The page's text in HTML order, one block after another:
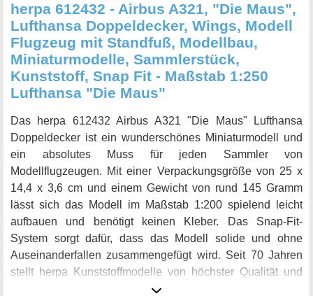
herpa 612432 - Airbus A321, "Die Maus",
Lufthansa Doppeldecker, Wings, Modell
Flugzeug mit Standfuß, Modellbau,
Miniaturmodelle, Sammlerstück,
Kunststoff, Snap Fit - Maßstab 1:250
Lufthansa "Die Maus"
Das herpa 612432 Airbus A321 "Die Maus" Lufthansa
Doppeldecker ist ein wunderschönes Miniaturmodell und
ein absolutes Muss für jeden Sammler von
Modellflugzeugen. Mit einer Verpackungsgröße von 25 x
14,4 x 3,6 cm und einem Gewicht von rund 145 Gramm
lässt sich das Modell im Maßstab 1:200 spielend leicht
aufbauen und benötigt keinen Kleber. Das Snap-Fit-
System sorgt dafür, dass das Modell solide und ohne
Auseinanderfallen zusammengefügt wird. Seit 70 Jahren
stellt herpa Kunststoffmodelle von höchster Qualität und
mit Liebe zum Detail her. Das Airbus A321 "Die Maus"